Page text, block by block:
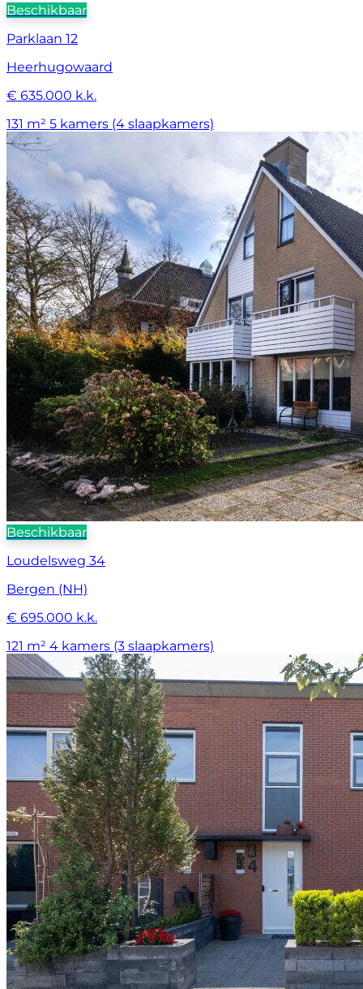
Beschikbaar
Parklaan 12
Heerhugowaard
€ 635.000 k.k.
131 m² 5 kamers (4 slaapkamers)
Beschikbaar
Loudelsweg 34
Bergen (NH)
€ 695.000 k.k.
121 m² 4 kamers (3 slaapkamers)